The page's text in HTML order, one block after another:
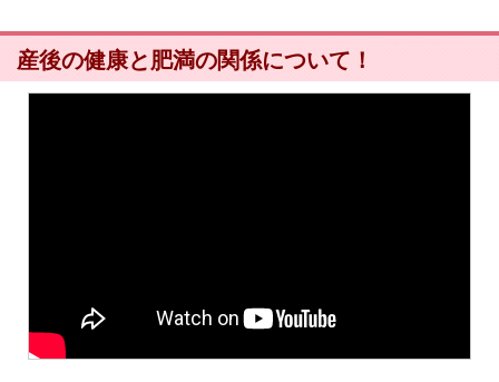
産後の健康と肥満の関係について！